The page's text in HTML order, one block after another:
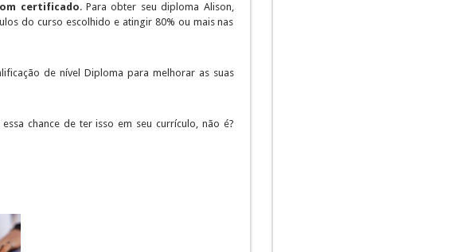
certificado. Para obter seu diploma Alison,
do curso escolhido e atingir 80% ou mais nas
de nível Diploma para melhorar as suas
chance de ter isso em seu currículo, não é?